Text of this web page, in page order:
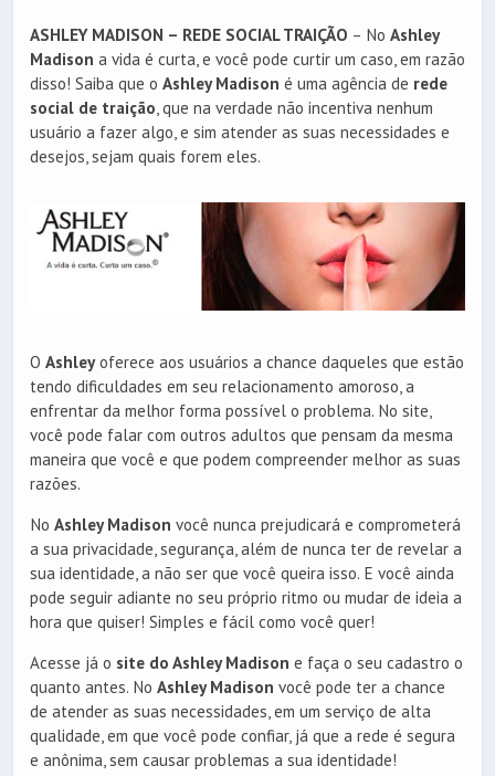
ASHLEY MADISON – REDE SOCIAL TRAIÇÃO – No Ashley
Madison a vida é curta, e você pode curtir um caso, em razão
disso! Saiba que o Ashley Madison é uma agência de rede
social de traição, que na verdade não incentiva nenhum
usuário a fazer algo, e sim atender as suas necessidades e
desejos, sejam quais forem eles.
O Ashleyoferece aos usuários a chance daqueles que estão
tendo dificuldades em seu relacionamento amoroso, a
enfrentar da melhor forma possível o problema. No site,
você pode falar com outros adultos que pensam da mesma
maneira que você e que podem compreender melhor as suas
razões.
No Ashley Madison você nunca prejudicará e comprometerá
a sua privacidade, segurança, além de nunca ter de revelar a
sua identidade, a não ser que você queira isso. E você ainda
pode seguir adiante no seu próprio ritmo ou mudar de ideia a
hora que quiser! Simples e fácil como você quer!
Acesse já o site do Ashley Madison e faça o seu cadastro o
quanto antes. No Ashley Madison você pode ter a chance
de atender as suas necessidades, em um serviço de alta
qualidade, em que você pode confiar, já que a rede é segura
e anônima, sem causar problemas a sua identidade!